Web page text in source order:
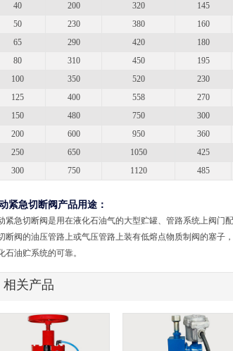
40
200 320 145
50
230 380 160
65
290 420 180
80
310 450 195
100
350 520 230
125
400 558 270
150
480 750 300
200
600 950 360
250
650 1050 425
300
750 1120 485
紧急切断阀产品用途：
紧急切断阀是用在液化石油气的大型贮罐、管路系统上阀门
断阀的油压管路上或气压管路上装有低熔点物质制阀的塞子
石油贮系统的可靠。
相关产品